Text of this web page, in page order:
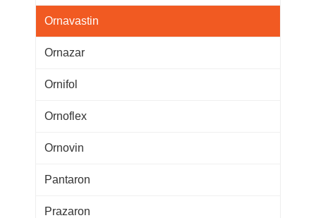
Ornavastin
Ornazar
Ornifol
Ornoflex
Ornovin
Pantaron
Prazaron